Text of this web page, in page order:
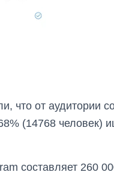
что от аудитории
(14768 человек)
составляет 260